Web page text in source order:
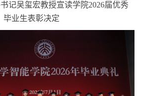
记吴玺宏教授宣读学院2026届优秀
毕业生表彰决定